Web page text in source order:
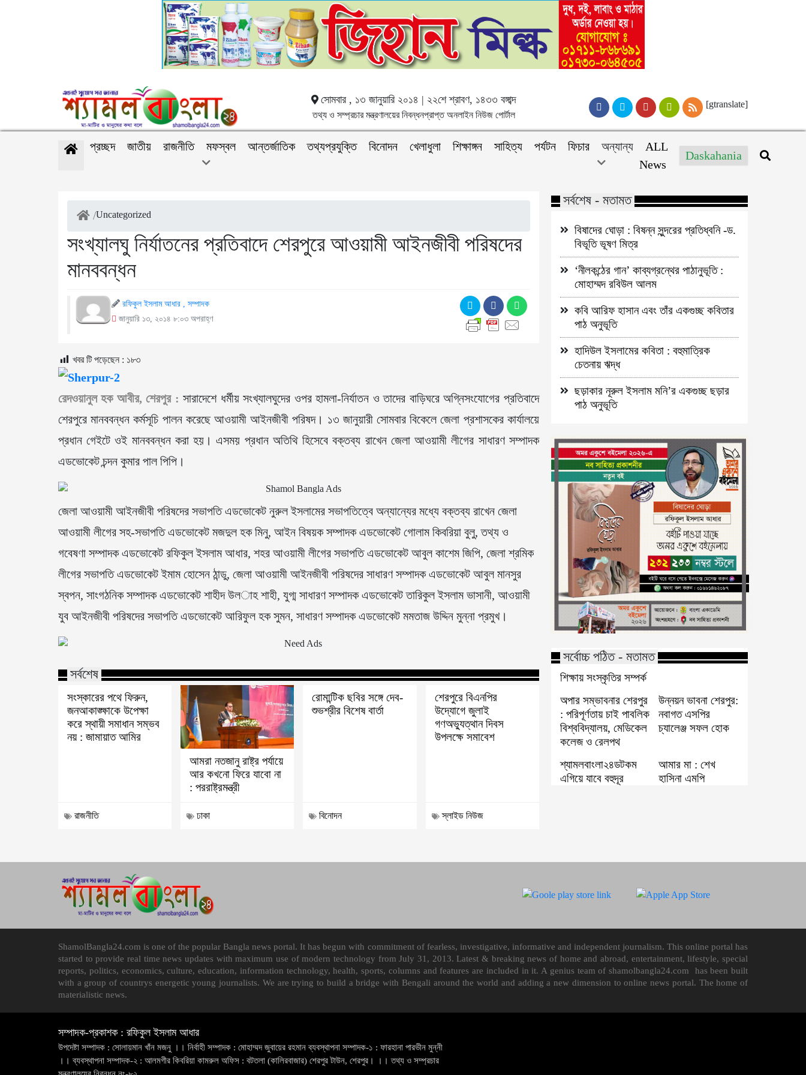
সোমবার , ১৩ জানুয়ারি ২০১৪ | ২২শে শ্রাবণ, ১৪৩৩ বঙ্গাব্দ
তথ্য ও সম্প্রচার মন্ত্রণালয়ের নিবন্ধনপ্রাপ্ত অনলাইন নিউজ পোর্টাল
[gtranslate]
প্রচ্ছদ জাতীয় রাজনীতি মফস্বল আন্তর্জাতিক তথ্যপ্রযুক্তি বিনোদন খেলাধুলা শিক্ষাঙ্গন সাহিত্য পর্যটন ফিচার অন্যান্য
ALL
News
Daskahania
/Uncategorized
সংখ্যালঘু নির্যাতনের প্রতিবাদে শেরপুরে আওয়ামী আইনজীবী পরিষদের
মানববন্ধন
রফিকুল ইসলাম আধার , সম্পাদক
জানুয়ারি ১৩, ২০১৪ ৮:০৩ অপরাহ্ণ
খবর টি পড়েছেন : ১৮৩
রেদওয়ানুল হক আবীর, শেরপুর : সারাদেশে ধর্মীয় সংখ্যালঘুদের ওপর হামলা-নির্যাতন ও তাদের বাড়িঘরে অগ্নিসংযোগের প্রতিবাদে
শেরপুরে মানববন্ধন কর্মসূচি পালন করেছে আওয়ামী আইনজীবী পরিষদ। ১৩ জানুয়ারী সোমবার বিকেলে জেলা প্রশাসকের কার্যালয়ে
প্রধান গেইটে ওই মানববন্ধন করা হয়। এসময় প্রধান অতিথি হিসেবে বক্তব্য রাখেন জেলা আওয়ামী লীগের সাধারণ সম্পাদক
এডভোকেট চন্দন কুমার পাল পিপি।
জেলা আওয়ামী আইনজীবী পরিষদের সভাপতি এডভোকেট নুরুল ইসলামের সভাপতিত্বে অন্যান্যের মধ্যে বক্তব্য রাখেন জেলা
আওয়ামী লীগের সহ-সভাপতি এডভোকেট মজদুল হক মিনু, আইন বিষয়ক সম্পাদক এডভোকেট গোলাম কিবরিয়া বুলু, তথ্য ও
গবেষণা সম্পাদক এডভোকেট রফিকুল ইসলাম আধার, শহর আওয়ামী লীগের সভাপতি এডভোকেট আবুল কাশেম জিপি, জেলা শ্রমিক
লীগের সভাপতি এডভোকেট ইমাম হোসেন ঠান্ডু, জেলা আওয়ামী আইনজীবী পরিষদের সাধারণ সম্পাদক এডভোকেট আবুল মানসুর
স্বপন, সাংগঠনিক সম্পাদক এডভোকেট শাহীদ উল­াহ শাহী, যুগ্ম সাধারণ সম্পাদক এডভোকেট তারিকুল ইসলাম ভাসানী, আওয়ামী
যুব আইনজীবী পরিষদের সভাপতি এডভোকেট আরিফুল হক সুমন, সাধারণ সম্পাদক এডভোকেট মমতাজ উদ্দিন মুন্না প্রমুখ।
সর্বশেষ
সংস্কারের পথে ফিরুন,
জনআকাঙ্ক্ষাকে উপেক্ষা
করে স্থায়ী সমাধান সম্ভব
নয় : জামায়াত আমির
রাজনীতি
আমরা নতজানু রাষ্ট্র পর্যায়ে
আর কখনো ফিরে যাবো না
: পররাষ্ট্রমন্ত্রী
ঢাকা
রোমান্টিক ছবির সঙ্গে দেব-
শুভশ্রীর বিশেষ বার্তা
বিনোদন
শেরপুরে বিএনপির
উদ্যোগে জুলাই
গণঅভ্যুত্থান দিবস
উপলক্ষে সমাবেশ
স্লাইড নিউজ
সর্বশেষ - মতামত
বিষাদের ঘোড়া : বিষন্ন সুন্দরের প্রতিধ্বনি -ড.
বিভূতি ভূষণ মিত্র
‘নীলকন্ঠের গান’ কাব্যগ্রন্থের পাঠানুভূতি :
মোহাম্মদ রবিউল আলম
কবি আরিফ হাসান এবং তাঁর একগুচ্ছ কবিতার
পাঠ অনুভূতি
হাদিউল ইসলামের কবিতা : বহুমাত্রিক
চেতনায় ঋদ্ধ
ছড়াকার নূরুল ইসলাম মনি’র একগুচ্ছ ছড়ার
পাঠ অনুভূতি
সর্বোচ্চ পঠিত - মতামত
শিক্ষায় সংস্কৃতির সম্পর্ক
অপার সম্ভাবনার শেরপুর
: পরিপূর্ণতায় চাই পাবলিক
বিশ্ববিদ্যালয়, মেডিকেল
কলেজ ও রেলপথ
উন্নয়ন ভাবনা শেরপুর:
নবাগত এসপির
চ্যালেঞ্জ সফল হোক
শ্যামলবাংলা২৪ডটকম
এগিয়ে যাবে বহুদূর
আমার মা : শেখ
হাসিনা এমপি
ShamolBangla24.com is one of the popular Bangla news portal. It has begun with commitment of fearless, investigative, informative and independent journalism. This online portal has
started to provide real time news updates with maximum use of modern technology from July 31, 2013. Latest & breaking news of home and abroad, entertainment, lifestyle, special
reports, politics, economics, culture, education, information technology, health, sports, columns and features are included in it. A genius team of shamolbangla24.com has been built
with a group of countrys energetic young journalists. We are trying to build a bridge with Bengali around the world and adding a new dimension to online news portal. The home of
materialistic news.
সম্পাদক-প্রকাশক : রফিকুল ইসলাম আধার
উপদেষ্টা সম্পাদক : সোলায়মান খাঁন মজনু ।। নির্বাহী সম্পাদক : মোহাম্মদ জুবায়ের রহমান ব্যবস্থাপনা সম্পাদক-১ : ফারহানা পারভীন মুন্নী
।। ব্যবস্থাপনা সম্পাদক-২ : আলমগীর কিবরিয়া কামরুল অফিস : বটতলা (কালিরবাজার) শেরপুর টাউন, শেরপুর। ।। তথ্য ও সম্প্রচার